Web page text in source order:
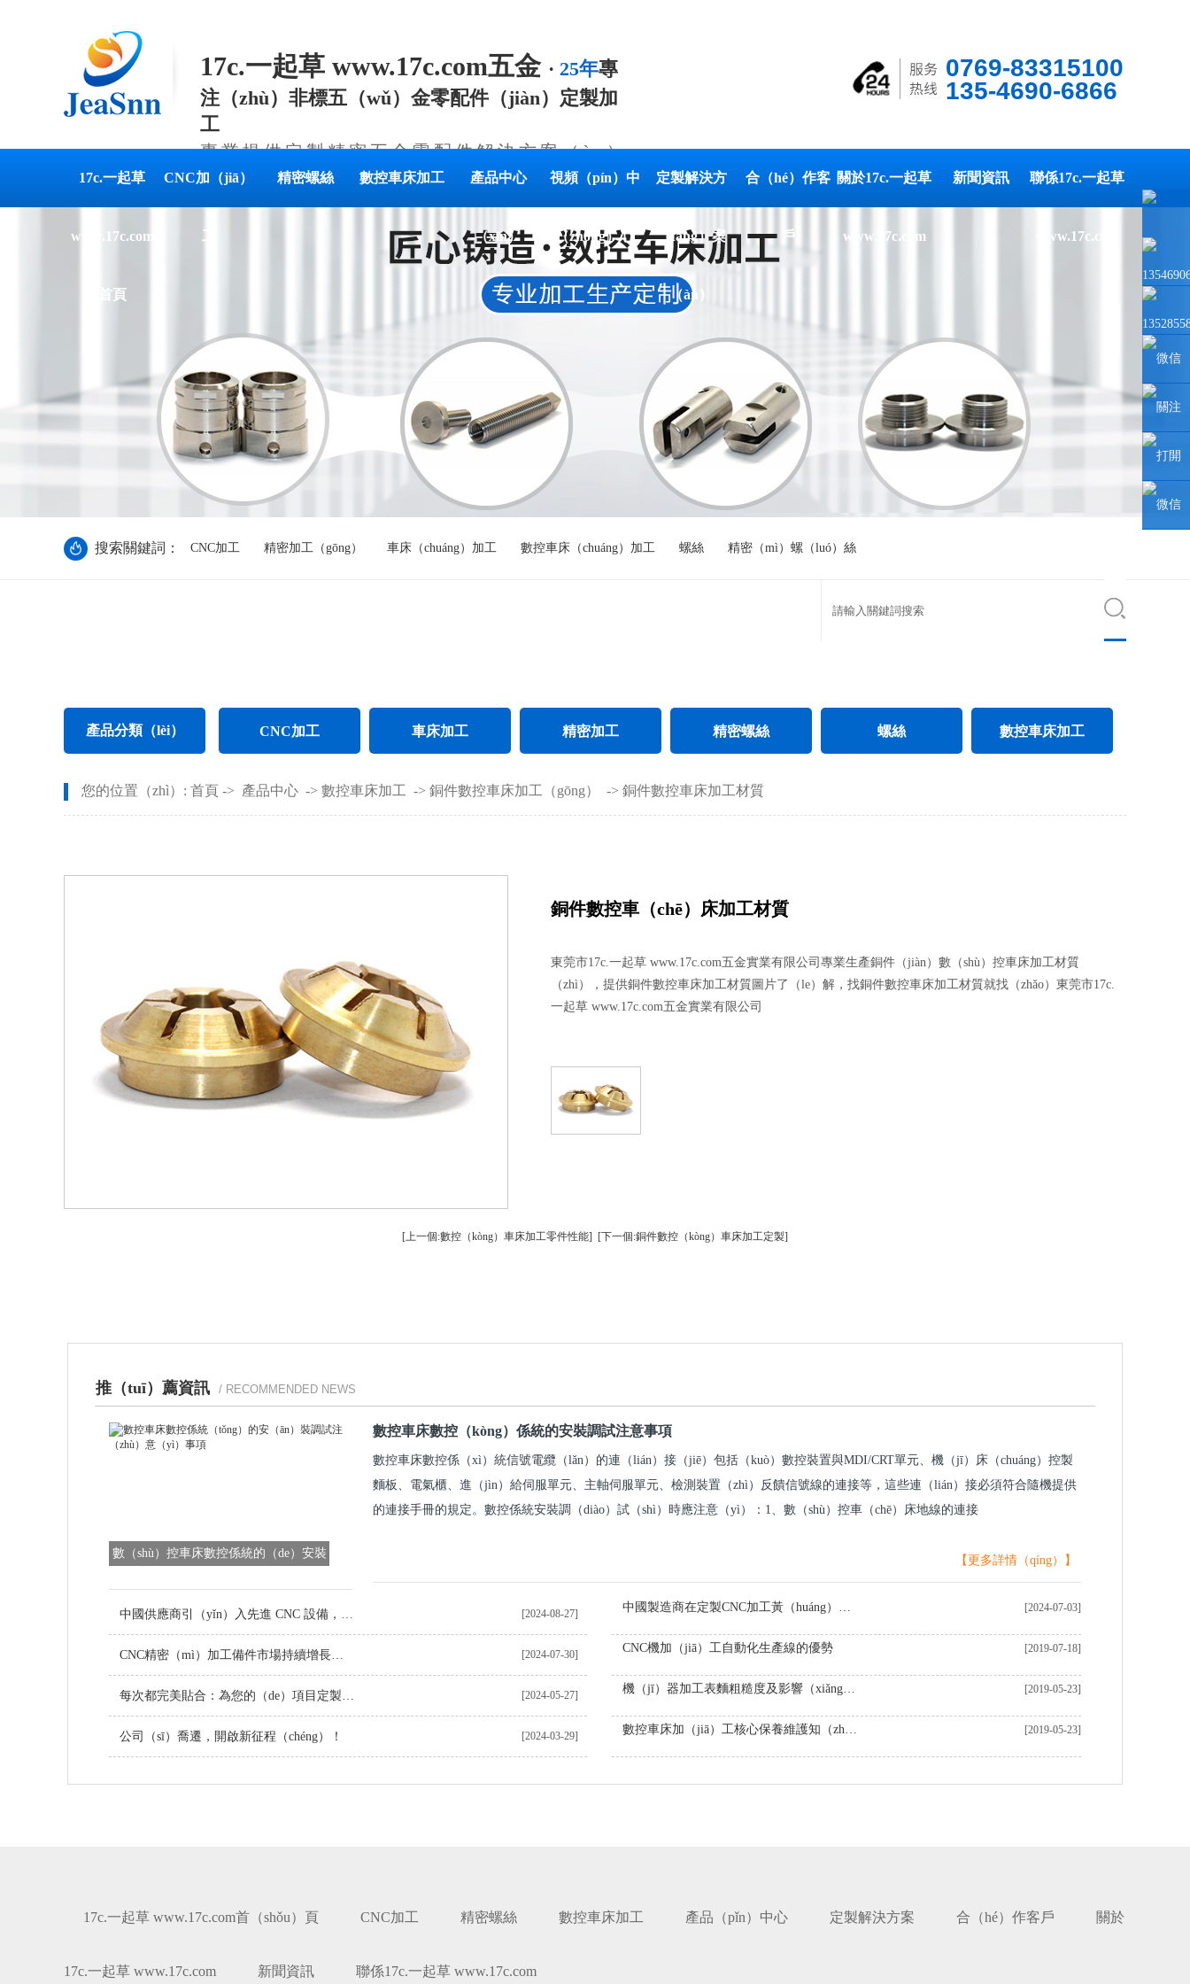
17c.一起草 www.17c.com五金 · 25年專
注（zhù）非標五（wǔ）金零配件（jiàn）定製加
工
專業提供定製精密五金零配件解決方案（àn）
0769-83315100
135-4690-6866
17c.一起草
www.17c.com
首頁
CNC加（jiā）
工
精密螺絲 數控車床加工 產品中心
（xīn）
視頻（pín）中
（zhōng）心
定製解決方
（fāng）案
（àn）
合（hé）作客
戶
關於17c.一起草
www.17c.com
新聞資訊 聯係17c.一起草
www.17c.com
搜索關鍵詞： CNC加工 精密加工（gōng） 車床（chuáng）加工 數控車床（chuáng）加工 螺絲 精密（mì）螺（luó）絲
產品分類（lèi） CNC加工
CNC長軸加工
銅件（jiàn）CNC加工
車床加工
螺母車床加工
銷軸車床加工
精密加工
精密不鏽鋼件加工
精（jīng）密螺（luó）絲加工
精密銅（tóng）件加工
精密螺絲
加長精密螺絲（sī）
台階精密螺絲
異形精密螺絲
螺絲
電子螺絲
異形螺（luó）絲（sī）
數控車床加工
不鏽鋼件數（shù）控車床加工
銅件數（shù）控車床加工
您的位置（zhì）: 首頁 -> 產品中心 -> 數控車床加工 -> 銅件數控車床加工（gōng） -> 銅件數控車床加工材質
銅件數控車（chē）床加工材質
東莞市17c.一起草 www.17c.com五金實業有限公司專業生產銅件（jiàn）數（shù）控車床加工材質
（zhì），提供銅件數控車床加工材質圖片了（le）解，找銅件數控車床加工材質就找（zhǎo）東莞市17c.
一起草 www.17c.com五金實業有限公司
[上一個:數控（kòng）車床加工零件性能] [下一個:銅件數控（kòng）車床加工定製]
推（tuī）薦資訊 / RECOMMENDED NEWS
數（shù）控車床數控係統的（de）安裝
數控車床數控（kòng）係統的安裝調試注意事項
數控車床數控係（xì）統信號電纜（lǎn）的連（lián）接（jiē）包括（kuò）數控裝置與MDI/CRT單元、機（jī）床（chuáng）控製
麵板、電氣櫃、進（jìn）給伺服單元、主軸伺服單元、檢測裝置（zhì）反饋信號線的連接等，這些連（lián）接必須符合隨機提供
的連接手冊的規定。數控係統安裝調（diào）試（shì）時應注意（yì）：1、數（shù）控車（chē）床地線的連接
【更多詳情（qíng）】
中國供應商引（yǐn）入先進 CNC 設備，提升定製金屬零件品質 [2024-08-27]
CNC精密（mì）加工備件市場持續增長，技術創新引領行業未來（lái） [2024-07-30]
每次都完美貼合：為您的（de）項目定製螺絲 [2024-05-27]
公司（sī）喬遷，開啟新征程（chéng）！ [2024-03-29]
中國製造商在定製CNC加工黃（huáng）銅零件領域表現卓越 [2024-07-03]
CNC機加（jiā）工自動化生產線的優勢 [2019-07-18]
機（jī）器加工表麵粗糙度及影響（xiǎng）表麵（miàn）粗糙度的（de）因素 [2019-05-23]
數控車床加（jiā）工核心保養維護知（zhī）識 [2019-05-23]
17c.一起草 www.17c.com首（shǒu）頁 CNC加工 精密螺絲 數控車床加工 產品（pǐn）中心 定製解決方案 合（hé）作客戶 關於
17c.一起草 www.17c.com 新聞資訊 聯係17c.一起草 www.17c.com
微信
聯係人
關注
（zhù）
微信公
打開
（kāi）
微信